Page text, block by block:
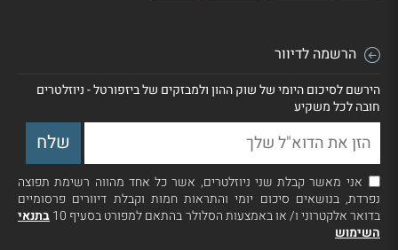
הרשמה לדיוור
הירשם לסיכום היומי של שוק ההון ולמבזקים של ביזפורטל - ניוזלטרים
חובה לכל משקיע
אני מאשר קבלת שני ניוזלטרים, אשר כל אחד מהווה רשימת תפוצה
נפרדת, בנושאים סיכום יומי והתראות חמות וקבלת דיוורים פרסומיים
בדואר אלקטרוני ו/ או באמצעות הסלולר בהתאם למפורט בסעיף 10
בתנאי
השימוש